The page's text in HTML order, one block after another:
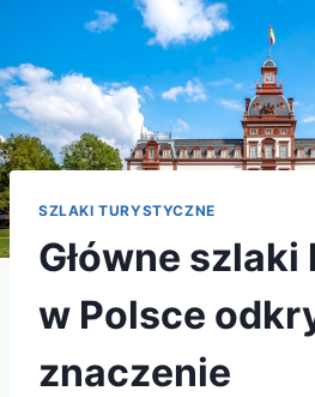
SZLAKI TURYSTYCZNE
Główne
w Polsce
znaczenie